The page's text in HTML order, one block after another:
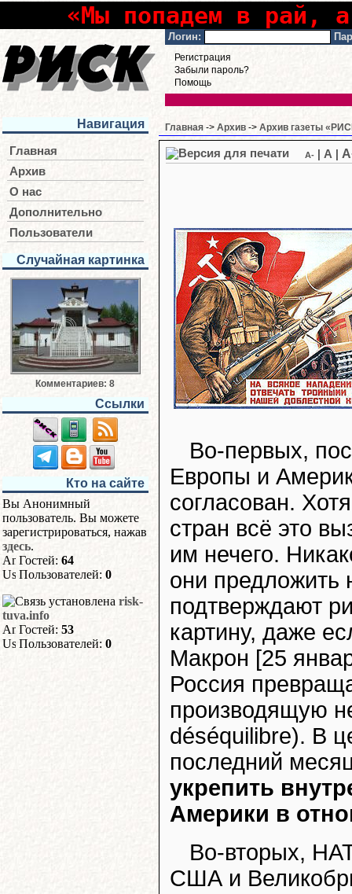
«Мы попадем в рай,
Логин:
Регистрация
Забыли пароль?
Помощь
Навигация
Главная
Архив
О нас
Дополнительно
Пользователи
Случайная картинка
Комментариев: 8
Ссылки
Кто на сайте
Вы Анонимный
пользователь. Вы можете
зарегистрироваться, нажав
здесь.
Гостей: 64
Пользователей: 0
risk-
tuva.info
Гостей: 53
Пользователей: 0
Главная -> Архив -> Архив газеты
A- A
Во-первых,
Европы и
согласован.
стран всё это
им нечего.
они предложить
подтверждают
картину, даже
Макрон [25
Россия
производящую
déséquilibre). В
последний
укрепить
Америки в
Во-вторых,
США и